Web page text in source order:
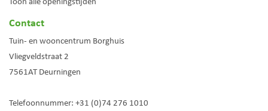
Contact
Tuin- en wooncentrum Borghuis
Vliegveldstraat 2
7561AT Deurningen
Telefoonnummer: +31 (0)74 276 1010